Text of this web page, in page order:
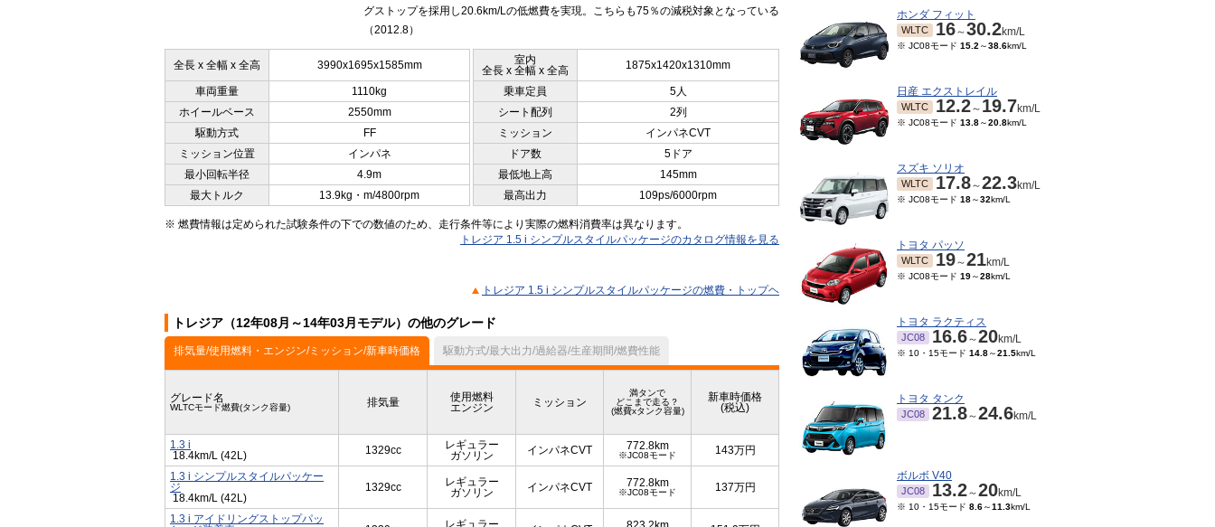
グストップを採用し20.6km/Lの低燃費を実現。こちらも75％の減税対象となっている
（2012.8）
全長 x 全幅 x 全高 3990x1695x1585mm
室内
全長 x 全幅 x 全高
1875x1420x1310mm
車両重量 1110kg 乗車定員
5人
ホイールベース
2550mm シート配列
2列
駆動方式
FF ミッション
インパネCVT
ミッション位置
インパネ ドア数
5ドア
最小回転半径
4.9m 最低地上高
145mm
最大トルク
13.9kg・m/4800rpm 最高出力 109ps/6000rpm
※ 燃費情報は定められた試験条件の下での数値のため、走行条件等により実際の燃料消費率は異なります。
トレジア 1.5 i シンプルスタイルパッケージのカタログ情報を見る
トレジア 1.5 i シンプルスタイルパッケージの燃費・トップヘ
トレジア（12年08月～14年03月モデル）の他のグレード
排気量/使用燃料・エンジン/ミッション/新車時価格 駆動方式/最大出力/過給器/生産期間/燃費性能
グレード名
WLTCモード燃費(タンク容量) 排気量
使用燃料
エンジン
ミッション
満タンで
どこまで走る？
(燃費xタンク容量)
新車時価格
(税込)
1.3 i
18.4km/L (42L)
1329cc
レギュラー
ガソリン
インパネCVT 772.8km
※JC08モード 143万円
1.3 i シンプルスタイルパッケー
ジ
18.4km/L (42L)
1329cc
レギュラー
ガソリン
インパネCVT 772.8km
※JC08モード 137万円
1.3 i アイドリングストップパッ
ホンダ フィット
WLTC 16～30.2km/L
※ JC08モード 15.2 ～38.6km/L
日産 エクストレイル
WLTC 12.2～ 19.7km/L
※ JC08モード 13.8～20.8km/L
スズキ ソリオ
WLTC 17.8～22.3km/L
※ JC08モード 18～32km/L
トヨタ パッソ
WLTC 19～21km/L
※ JC08モード 19～28km/L
トヨタ ラクティス
JC08 16.6～20km/L
※ 10・15モード 14.8～21.5km/L
トヨタ タンク
JC08 21.8～24.6km/L
ボルボ V40
JC08 13.2～20km/L
※ 10・15モード 8.6～11.3km/L